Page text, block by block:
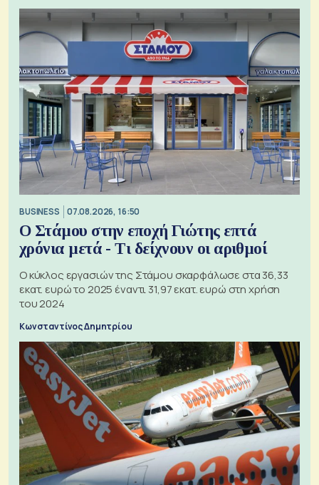
BUSINESS 07.08.2026, 16:50
Ο Στάμου στην εποχή Γιώτης επτά
χρόνια μετά - Τι δείχνουν οι αριθμοί
Ο κύκλος εργασιών της Στάμου σκαρφάλωσε στα 36,33
εκατ. ευρώ το 2025 έναντι 31,97 εκατ. ευρώ στη χρήση
του 2024
Κωνσταντίνος Δημητρίου